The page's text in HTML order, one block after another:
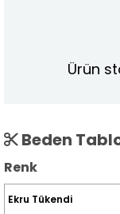
Ürün
Beden
Renk